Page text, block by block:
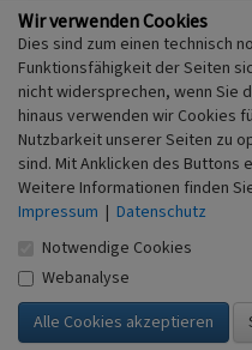
(Christoph Kühn, im
Umwelt, 2012)
Literatur
Landschaftsverband
Jakobus-Gesellschaft
Wege der Jakobspilger
Etappen von
Aachen/Belgien. Köln (4.
Wir verwenden Cookies
Dies sind zum einen technisch
Funktionsfähigkeit der Seiten
nicht widersprechen, wenn Sie
hinaus verwenden wir Cookies
Nutzbarkeit unserer Seiten zu
sind. Mit Anklicken des Buttons
Weitere Informationen finden
Impressum | Datenschutz
Notwendige Cookies
Webanalyse